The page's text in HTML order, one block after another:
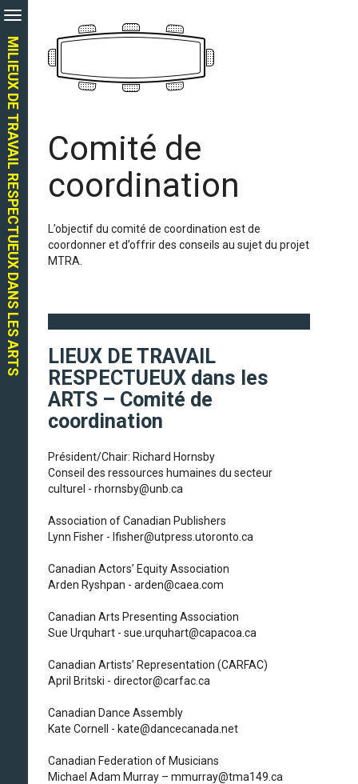
Aller
au
contenu
principal
MILIEUX DE TRAVAIL RESPECTUEUX DANS LES ARTS
Comité de
coordination
L’objectif du comité de coordination est de
coordonner et d’offrir des conseils au sujet du projet
MTRA.
LIEUX DE TRAVAIL
RESPECTUEUX dans les
ARTS – Comité de
coordination
Président/Chair: Richard Hornsby
Conseil des ressources humaines du secteur
culturel - rhornsby@unb.ca
Association of Canadian Publishers
Lynn Fisher - lfisher@utpress.utoronto.ca
Canadian Actors’ Equity Association
Arden Ryshpan - arden@caea.com
Canadian Arts Presenting Association
Sue Urquhart - sue.urquhart@capacoa.ca
Canadian Artists’ Representation (CARFAC)
April Britski - director@carfac.ca
Canadian Dance Assembly
Kate Cornell - kate@dancecanada.net
Canadian Federation of Musicians
Michael Adam Murray – mmurray@tma149.ca